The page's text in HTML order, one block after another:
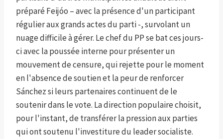
préparé Feijóo – avec la présence d'un participant
régulier aux grands actes du parti -, survolant un
nuage difficile à gérer. Le chef du PP se bat ces jours-
ci avec la poussée interne pour présenter un
mouvement de censure, qui rejette pour le moment
en l'absence de soutien et la peur de renforcer
Sánchez si leurs partenaires continuent de le
soutenir dans le vote. La direction populaire choisit,
pour l'instant, de transférer la pression aux parties
qui ont soutenu l'investiture du leader socialiste.